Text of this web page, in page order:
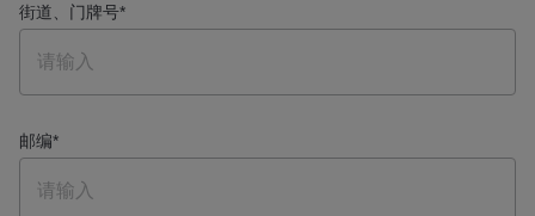
街道、门牌号*
邮编*